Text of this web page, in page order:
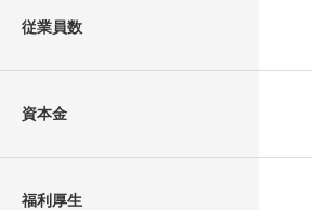
従業員数
資本金
福利厚生